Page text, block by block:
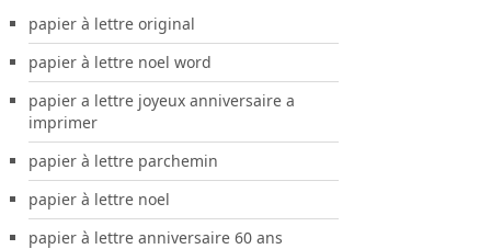
papier à lettre original
papier à lettre noel word
papier a lettre joyeux anniversaire a
imprimer
papier à lettre parchemin
papier à lettre noel
papier à lettre anniversaire 60 ans